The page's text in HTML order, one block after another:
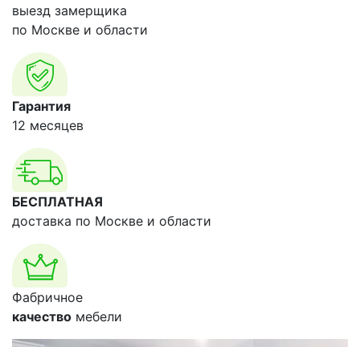
выезд замерщика
по Москве и области
Гарантия
12 месяцев
БЕСПЛАТНАЯ
доставка по Москве и области
Фабричное
качество мебели